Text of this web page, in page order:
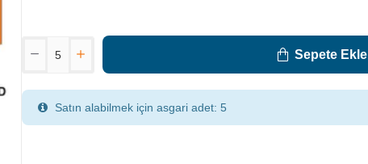
Sepete Ekle
Satın alabilmek için asgari adet: 5